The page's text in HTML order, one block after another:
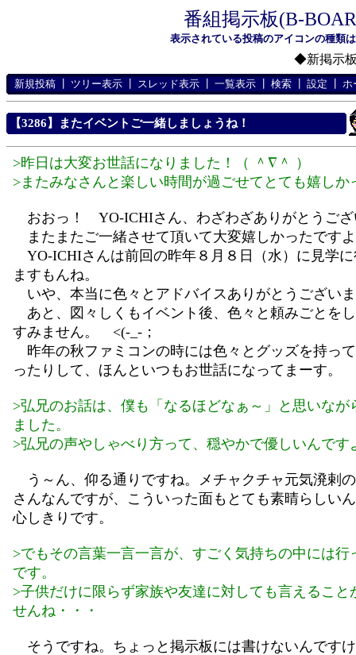
番組掲示板(B-
表示されている投稿のアイコンの種類
◆新掲示
新規投稿 ツリー表示 スレッド表示 一覧表示 検索 設定 ホ
【3286】またイベントご一緒しましょうね！
>昨日は大変お世話になりました！（ ＾∇＾ ）
>またみなさんと楽しい時間が過ごせてとても嬉しか
おおっ！ YO-ICHIさん、わざわざありがとうござ
またまたご一緒させて頂いて大変嬉しかったです
YO-ICHIさんは前回の昨年８月８日（水）に見学
ますもんね。
いや、本当に色々とアドバイスありがとうござい
あと、図々しくもイベント後、色々と頼みごとを
すみません。 <(-_-；
昨年の秋ファミコンの時には色々とグッズを持っ
ったりして、ほんといつもお世話になってまーす。
>弘兄のお話は、僕も「なるほどなぁ～」と思いなが
ました。
>弘兄の声やしゃべり方って、穏やかで優しいんです
う～ん、仰る通りですね。メチャクチャ元気溌剌
さんなんですが、こういった面もとても素晴らしい
心しきりです。
>でもその言葉一言一言が、すごく気持ちの中には行
です。
>子供だけに限らず家族や友達に対しても言えること
せんね・・・
そうですね。ちょっと掲示板には書けないんです